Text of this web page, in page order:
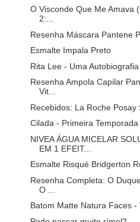
O Visconde Que Me Amava
2:...
Resenha Máscara Pantene
Esmalte Impala Preto
Rita Lee - Uma
Resenha Ampola Capilar
Vit...
Recebidos: La Roche Posay
Cilada - Primeira Temporada
NIVEA ÁGUA MICELAR
EM 1 EFEIT...
Esmalte Risqué Bridgerton
Resenha Completa: O
O ...
Batom Matte Natura Faces -